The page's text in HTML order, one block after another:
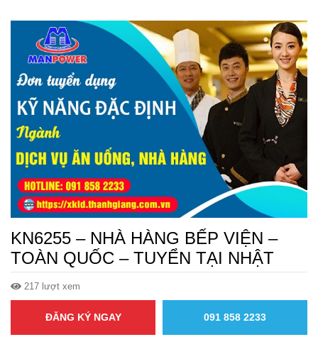
KN6255 – NHÀ HÀNG BẾP VIỆN –
TOÀN QUỐC – TUYỂN TẠI NHẬT
217 lượt xem
ĐĂNG KÝ NGAY 091 858 2233